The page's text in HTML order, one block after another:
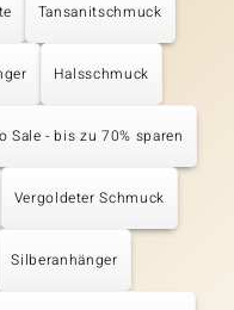
Tansanitschmuck
Halsschmuck
Sale - bis zu 70% sparen
Vergoldeter Schmuck
Silberanhänger